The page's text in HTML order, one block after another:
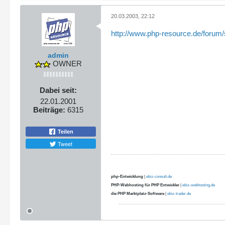
admin
OWNER
Dabei seit:
22.01.2001
Beiträge: 6315
Teilen
Tweet
20.03.2003, 22:12
http://www.php-resource.de/
php-Entwicklung | ebiz-consult.de
PHP-Webhosting für PHP Entwickler | ebiz-webhosting.de
die PHP Marktplatz-Software | ebiz-trader.de